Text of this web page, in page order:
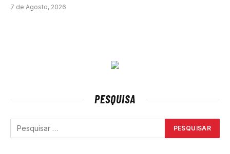
7 de Agosto, 2026
PESQUISA